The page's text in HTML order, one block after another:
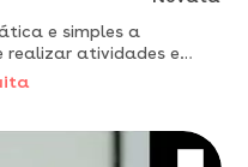
e simples a
realizar atividades e